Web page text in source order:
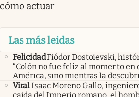
cómo actuar
Las más leidas
FelicidadFiódor Dostoievski,
“Colón no fue feliz al momento en
América, sino mientras la
ViralIsaac Moreno Gallo,
caída del Imperio romano, el